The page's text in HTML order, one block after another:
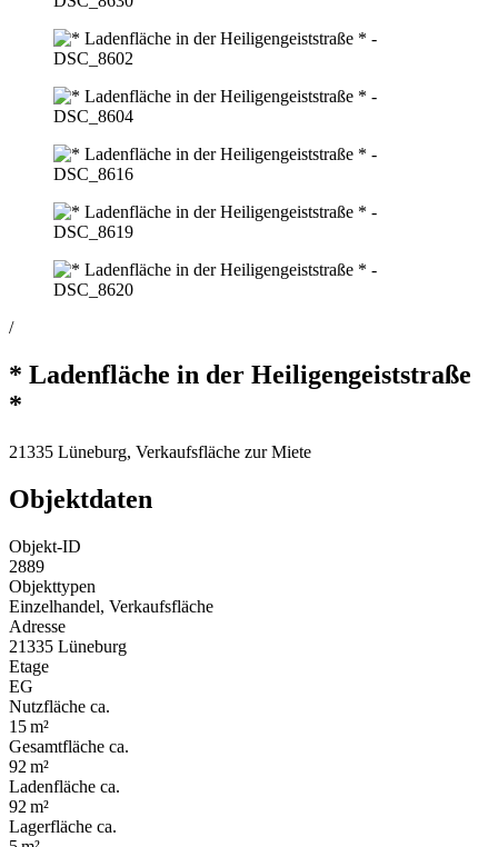
/
* Ladenfläche in der Heiligengeiststraße
*
21335 Lüneburg, Verkaufsfläche zur Miete
Objektdaten
Objekt-ID
2889
Objekttypen
Einzelhandel, Verkaufsfläche
Adresse
21335 Lüneburg
Etage
EG
Nutzfläche ca.
15 m²
Gesamtfläche ca.
92 m²
Ladenfläche ca.
92 m²
Lagerfläche ca.